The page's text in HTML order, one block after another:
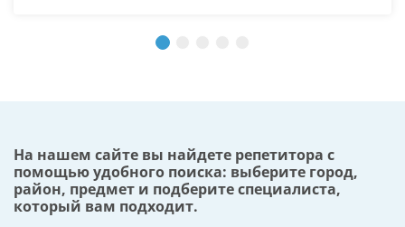
На нашем сайте вы найдете репетитора с
помощью удобного поиска: выберите город,
район, предмет и подберите специалиста,
который вам подходит.